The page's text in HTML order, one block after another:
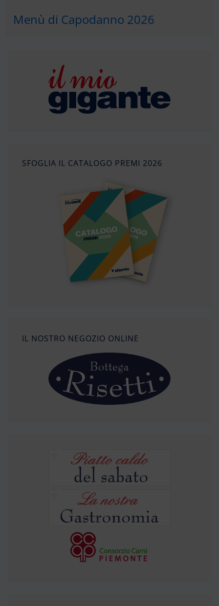
Menù di Capodanno 2026
SFOGLIA IL CATALOGO PREMI 2026
IL NOSTRO NEGOZIO ONLINE